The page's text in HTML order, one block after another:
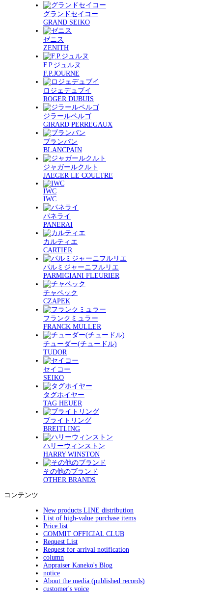
グランドセイコー
GRAND SEIKO
ゼニス
ZENITH
F.P.ジュルヌ
F.P.JOURNE
ロジェデュブイ
ROGER DUBUIS
ジラールペルゴ
GIRARD PERREGAUX
ブランパン
BLANCPAIN
ジャガールクルト
JAEGER LE COULTRE
IWC
IWC
パネライ
PANERAI
カルティエ
CARTIER
パルミジャーニフルリエ
PARMIGIANI FLEURIER
チャペック
CZAPEK
フランクミュラー
FRANCK MULLER
チューダー(チュードル)
TUDOR
セイコー
SEIKO
タグホイヤー
TAG HEUER
ブライトリング
BREITLING
ハリーウィンストン
HARRY WINSTON
その他のブランド
OTHER BRANDS
コンテンツ
New products LINE distribution
List of high-value purchase items
Price list
COMMIT OFFICIAL CLUB
Request List
Request for arrival notification
column
Appraiser Kaneko's Blog
notice
About the media (published records)
customer's voice